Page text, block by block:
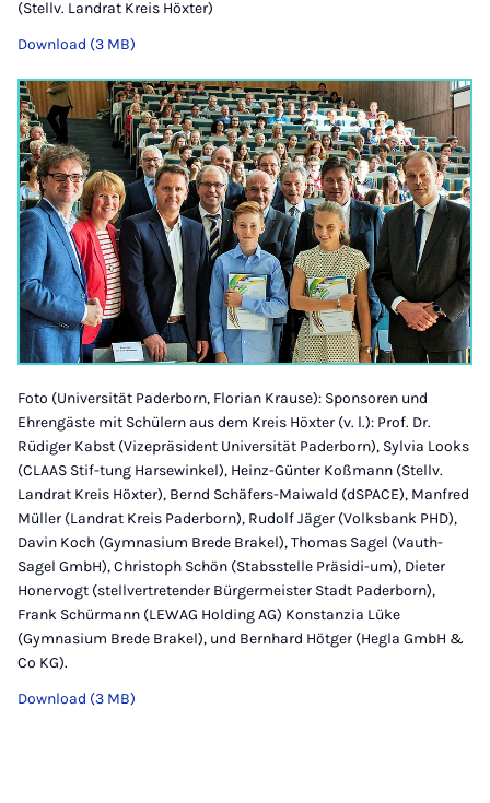
(Stellv. Landrat Kreis Höxter)
Download (3 MB)
Foto (Universität Paderborn, Florian Krause): Sponsoren und
Ehrengäste mit Schülern aus dem Kreis Höxter (v. l.): Prof. Dr.
Rüdiger Kabst (Vizepräsident Universität Paderborn), Sylvia Looks
(CLAAS Stif-tung Harsewinkel), Heinz-Günter Koßmann (Stellv.
Landrat Kreis Höxter), Bernd Schäfers-Maiwald (dSPACE), Manfred
Müller (Landrat Kreis Paderborn), Rudolf Jäger (Volksbank PHD),
Davin Koch (Gymnasium Brede Brakel), Thomas Sagel (Vauth-
Sagel GmbH), Christoph Schön (Stabsstelle Präsidi-um), Dieter
Honervogt (stellvertretender Bürgermeister Stadt Paderborn),
Frank Schürmann (LEWAG Holding AG) Konstanzia Lüke
(Gymnasium Brede Brakel), und Bernhard Hötger (Hegla GmbH &
Co KG).
Download (3 MB)